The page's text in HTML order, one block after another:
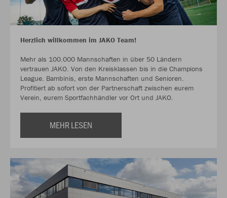
Herzlich willkommen im JAKO Team!
Mehr als 100.000 Mannschaften in über 50 Ländern
vertrauen JAKO. Von den Kreisklassen bis in die Champions
League. Bambinis, erste Mannschaften und Senioren.
Profitiert ab sofort von der Partnerschaft zwischen eurem
Verein, eurem Sportfachhändler vor Ort und JAKO.
MEHR LESEN